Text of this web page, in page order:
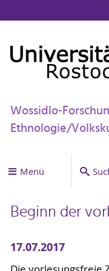
Wossidlo-
Ethnologie/
Menü
Beginn der
17.07.2017